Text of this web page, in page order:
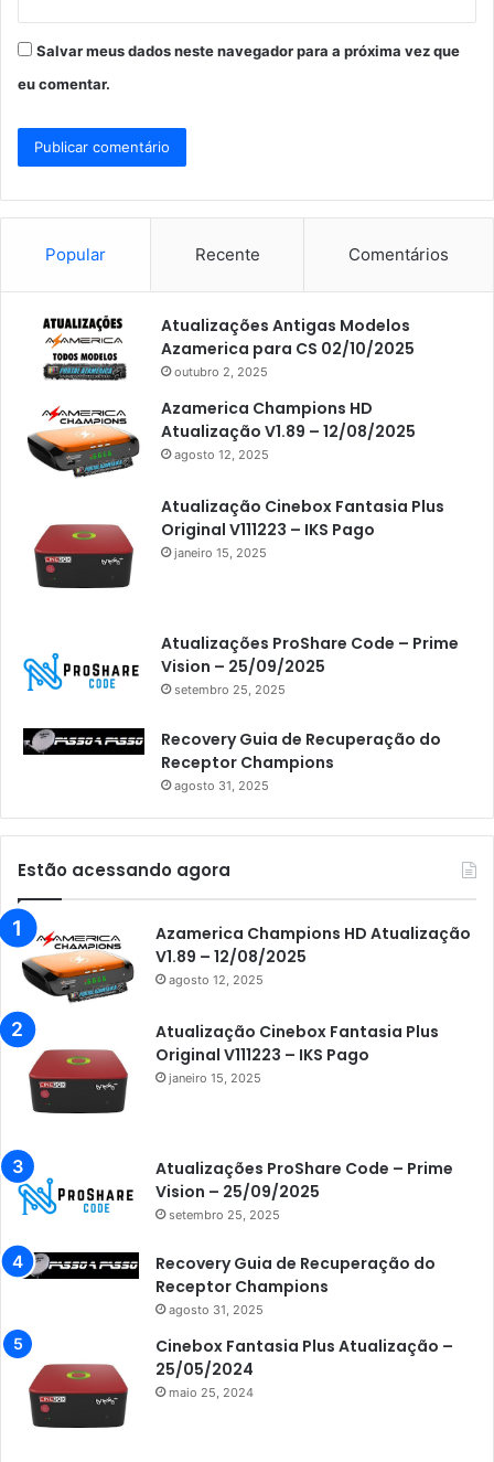
Salvar meus dados neste navegador para a próxima vez que
eu comentar.
Popular Recente Comentários
Atualizações Antigas Modelos
Azamerica para CS 02/10/2025
outubro 2, 2025
Azamerica Champions HD
Atualização V1.89 – 12/08/2025
agosto 12, 2025
Atualização Cinebox Fantasia Plus
Original V111223 – IKS Pago
janeiro 15, 2025
Atualizações ProShare Code – Prime
Vision – 25/09/2025
setembro 25, 2025
Recovery Guia de Recuperação do
Receptor Champions
agosto 31, 2025
Estão acessando agora
Azamerica Champions HD Atualização
V1.89 – 12/08/2025
agosto 12, 2025
Atualização Cinebox Fantasia Plus
Original V111223 – IKS Pago
janeiro 15, 2025
Atualizações ProShare Code – Prime
Vision – 25/09/2025
setembro 25, 2025
Recovery Guia de Recuperação do
Receptor Champions
agosto 31, 2025
Cinebox Fantasia Plus Atualização –
25/05/2024
maio 25, 2024